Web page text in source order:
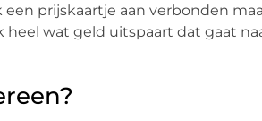
een prijskaartje aan verbonden
wat geld uitspaart dat gaat